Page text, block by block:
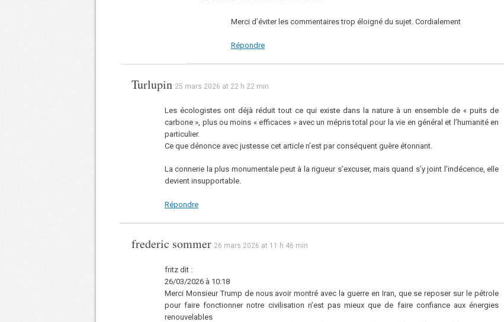
Merci d’éviter les commentaires trop éloigné du sujet. Cordialement
Répondre
Turlupin 25 mars 2026 at 22 h 22 min
Les écologistes ont déjà réduit tout ce qui existe dans la nature à un ensemble de « puits de
carbone », plus ou moins « efficaces » avec un mépris total pour la vie en général et l’humanité en
particulier.
Ce que dénonce avec justesse cet article n’est par conséquent guère étonnant.
La connerie la plus monumentale peut à la rigueur s’excuser, mais quand s’y joint l’indécence, elle
devient insupportable.
Répondre
frederic sommer 26 mars 2026 at 11 h 46 min
fritz dit :
26/03/2026 à 10:18
Merci Monsieur Trump de nous avoir montré avec la guerre en Iran, que se reposer sur le pétrole
pour faire fonctionner notre civilisation n’est pas mieux que de faire confiance aux énergies
renouvelables